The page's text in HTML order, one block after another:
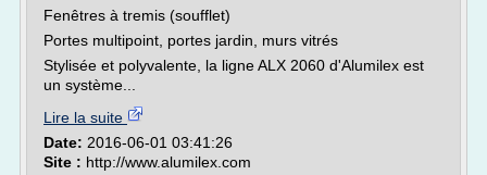
Fenêtres à tremis (soufflet)
Portes multipoint, portes jardin, murs vitrés
Stylisée et polyvalente, la ligne ALX 2060 d'Alumilex est
un système...
Lire la suite
Date: 2016-06-01 03:41:26
Site : http://www.alumilex.com